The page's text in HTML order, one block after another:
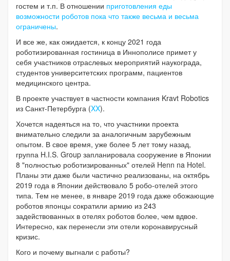
гостем и т.п. В отношении приготовления еды
возможности роботов пока что также весьма и весьма
ограничены.
И все же, как ожидается, к концу 2021 года
роботизированная гостиница в Иннополисе примет у
себя участников отраслевых мероприятий наукограда,
студентов университетских программ, пациентов
медицинского центра.
В проекте участвует в частности компания Kravt Robotics
из Санкт-Петербурга (XX).
Хочется надеяться на то, что участники проекта
внимательно следили за аналогичным зарубежным
опытом. В свое время, уже более 5 лет тому назад,
группа H.I.S. Group запланировала сооружение в Японии
8 "полностью роботизированных" отелей Henn na Hotel.
Планы эти даже были частично реализованы, на октябрь
2019 года в Японии действовало 5 робо-отелей этого
типа. Тем не менее, в январе 2019 года даже обожающие
роботов японцы сократили армию из 243
задействованных в отелях роботов более, чем вдвое.
Интересно, как перенесли эти отели коронавирусный
кризис.
Кого и почему выгнали с работы?